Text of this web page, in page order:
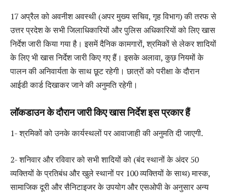
17 अप्रैल को अवनीश अवस्थी (अपर मुख्य सचिव, गृह विभाग) की तरफ से
उत्तर प्रदेश के सभी जिलाधिकारियों और पुलिस अधिकारियों को लिए खास
निर्देश जारी किया गया है। इसमें दैनिक कामगारों, श्रमिकों से लेकर शादियों
के लिए भी खास निर्देश जारी किए गए हैं। इसके अलावा, कुछ नियमों के
पालन की अनिवार्यता के साथ छूट रहेगी। छात्रों को परीक्षा के दौरान
आईडी कार्ड दिखाकर जाने की अनुमति रहेगी।
लॉकडाउन के दौरान जारी किए खास निर्देश इस प्रकार हैं
1- श्रमिकों को उनके कार्यस्थलों पर आवाजाही की अनुमति दी जाएगी.
2- शनिवार और रविवार को सभी शादियों को (बंद स्थानों के अंदर 50
व्यक्तियों के प्रतिबंध और खुले स्थानों पर 100 व्यक्तियों के साथ) मास्क,
सामाजिक दूरी और सैनिटाइजर के उपयोग और एसओपी के अनुसार अन्य